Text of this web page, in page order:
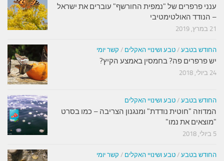
ענני פרפרים של "נמפית החורשף" עוברים את ישראל
– הנודד האולטימטיבי
21 במרץ, 2019
החודש בטבע / טבע ושינויי האקלים / קשר יומי
יש פרפרים פה? בחמסין באמצע הקיץ?
24 ביולי, 2018
החודש בטבע / טבע ושינויי האקלים
המדוזה "חוטית נודדת" ומנגנון הצריבה – כמו בסרט
"מוצאים את נמו"
5 ביולי, 2018
החודש בטבע / טבע ושינויי האקלים / קשר יומי